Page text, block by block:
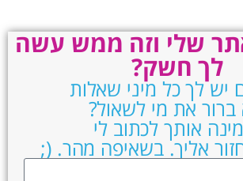
שלי וזה ממש עשה
לך חשק?
יש לך כל מיני שאלות
ברור את מי לשאול?
אותך לכתוב לי
אליך. בשאיפה מהר. (;